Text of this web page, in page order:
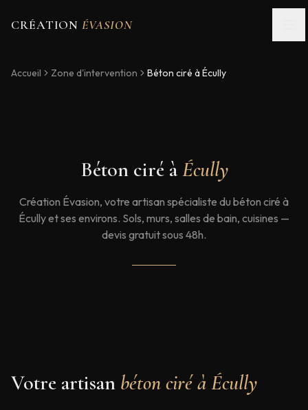
CRÉATIONÉVASION
Accueil Zone d'intervention Béton ciré àÉcully
Béton ciré à Écully
Création Évasion, votre artisan spécialiste du béton ciré à
Écully et ses environs. Sols, murs, salles de bain, cuisines —
devis gratuit sous 48h.
Votre artisan béton ciré àÉcully